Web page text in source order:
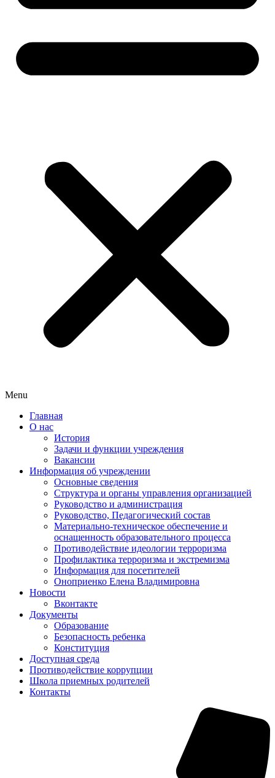
Menu
Главная
О нас
История
Задачи и функции учреждения
Вакансии
Информация об учреждении
Основные сведения
Структура и органы управления организацией
Руководство и администрация
Руководство, Педагогический состав
Материально-техническое обеспечение и
оснащенность образовательного процесса
Противодействие идеологии терроризма
Профилактика терроризма и экстремизма
Информация для посетителей
Оноприенко Елена Владимировна
Новости
Вконтакте
Документы
Образование
Безопасность ребенка
Конституция
Доступная среда
Противодействие коррупции
Школа приемных родителей
Контакты